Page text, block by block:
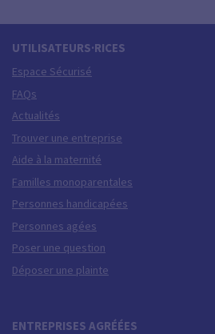
UTILISATEURS·RICES
Espace Sécurisé
FAQs
Actualités
Trouver une entreprise
Aide à la maternité
Familles monoparentales
Personnes handicapées
Personnes agées
Poser une question
Déposer une plainte
ENTREPRISES AGRÉÉES